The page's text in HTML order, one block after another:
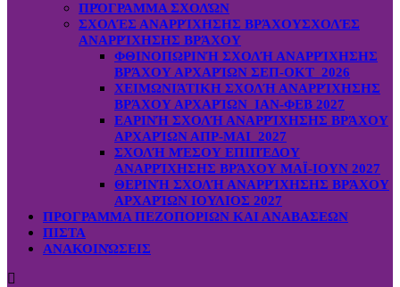
ΠΡΌΓΡΑΜΜΑ ΣΧΟΛΏΝ
ΣΧΟΛΈΣ ΑΝΑΡΡΊΧΗΣΗΣ ΒΡΆΧΟΥΣΧΟΛΈΣ
ΑΝΑΡΡΊΧΗΣΗΣ ΒΡΆΧΟΥ
ΦΘΙΝΟΠΩΡΙΝΉ ΣΧΟΛΉ ΑΝΑΡΡΊΧΗΣΗΣ
ΒΡΆΧΟΥ ΑΡΧΑΡΊΩΝ ΣΕΠ-ΟΚΤ 2026
ΧΕΙΜΩΝΙΆΤΙΚΗ ΣΧΟΛΉ ΑΝΑΡΡΊΧΗΣΗΣ
ΒΡΆΧΟΥ ΑΡΧΑΡΊΩΝ ΙΑΝ-ΦΕΒ 2027
ΕΑΡΙΝΉ ΣΧΟΛΉ ΑΝΑΡΡΊΧΗΣΗΣ ΒΡΆΧΟΥ
ΑΡΧΑΡΊΩΝ ΑΠΡ-ΜΑΙ 2027
ΣΧΟΛΉ ΜΈΣΟΥ ΕΠΙΠΈΔΟΥ
ΑΝΑΡΡΊΧΗΣΗΣ ΒΡΆΧΟΥ ΜΑΪ-ΙΟΥΝ 2027
ΘΕΡΙΝΉ ΣΧΟΛΉ ΑΝΑΡΡΊΧΗΣΗΣ ΒΡΆΧΟΥ
ΑΡΧΑΡΊΩΝ ΙΟΥΛΙΟΣ 2027
ΠΡΟΓΡΑΜΜΑ ΠΕΖΟΠΟΡΙΩΝ ΚΑΙ ΑΝΑΒΑΣΕΩΝ
ΠΙΣΤΑ
ΑΝΑΚΟΙΝΏΣΕΙΣ